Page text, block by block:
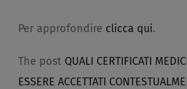
Per approfondire clicca qui.
The post QUALI CERTIFICATI
ESSERE ACCETTATI